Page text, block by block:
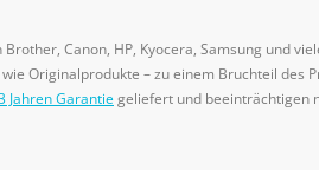
Canon, HP, Kyocera, Samsung und
Originalprodukte – zu einem Bruchteil des
Jahren Garantiegeliefert und beeinträchtigen